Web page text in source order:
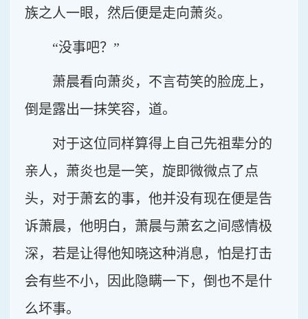
族之人一眼，然后便是走向萧炎。
“没事吧？”
萧晨看向萧炎，不言苟笑的脸庞上，
倒是露出一抹笑容，道。
对于这位同样算得上自己先祖辈分的
亲人，萧炎也是一笑，旋即微微点了点
头，对于萧玄的事，他并没有现在便是告
诉萧晨，他明白，萧晨与萧玄之间感情极
深，若是让得他知晓这种消息，怕是打击
会有些不小，因此隐瞒一下，倒也不是什
么坏事。